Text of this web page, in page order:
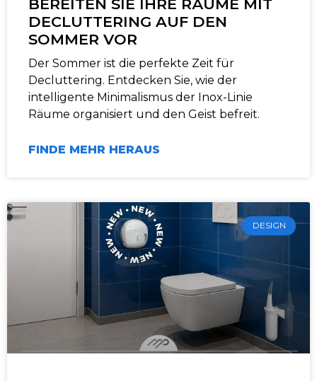
BEREITEN SIE IHRE RÄUME MIT
DECLUTTERING AUF DEN
SOMMER VOR
Der Sommer ist die perfekte Zeit für
Decluttering. Entdecken Sie, wie der
intelligente Minimalismus der Inox-Linie
Räume organisiert und den Geist befreit.
FINDE MEHR HERAUS
DESIGN